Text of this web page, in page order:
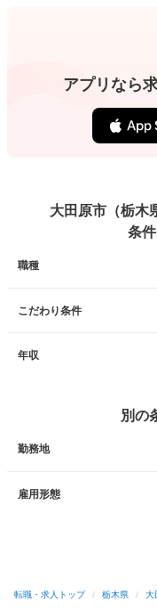
アプリなら
大田原市（栃木
条
職種
こだわり条件
年収
別の
勤務地
雇用形態
転職・求人トップ / 栃木県 / 大